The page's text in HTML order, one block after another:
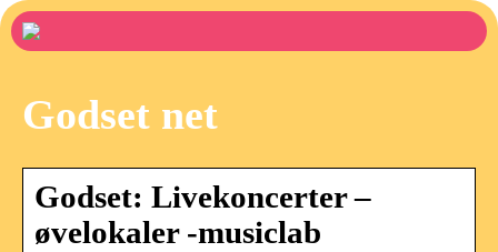
Godset net
Godset: Livekoncerter –
øvelokaler -musiclab